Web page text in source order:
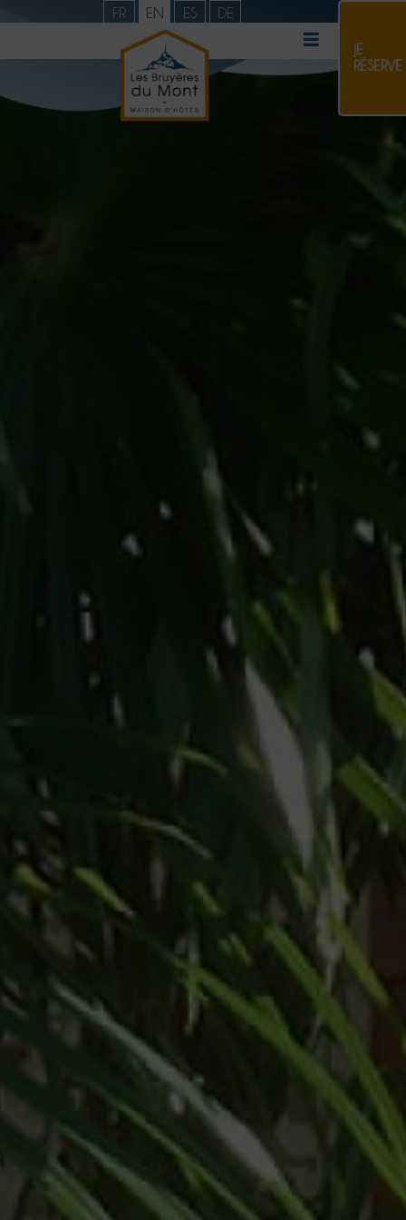
FR EN ES DE
JE
RÉSERVE